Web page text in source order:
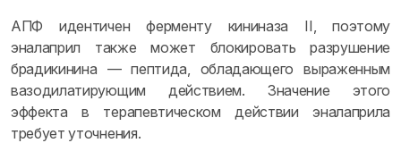
АПФ идентичен ферменту кининаза II, поэтому
эналаприл также может блокировать разрушение
брадикинина — пептида, обладающего выраженным
вазодилатирующим действием. Значение этого
эффекта в терапевтическом действии эналаприла
требует уточнения.